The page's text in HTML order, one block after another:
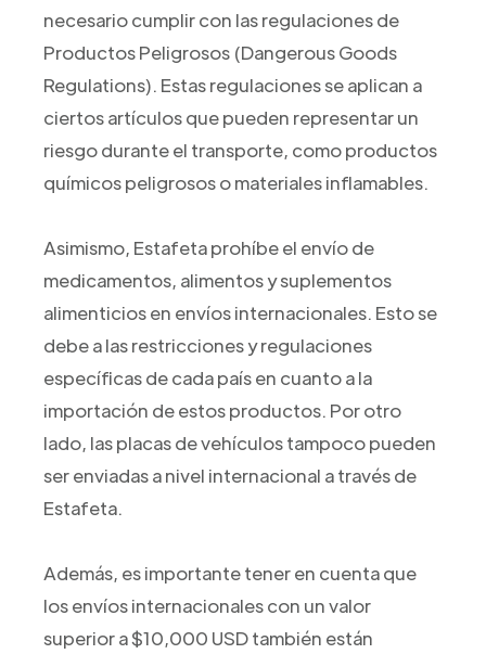
necesario cumplir con las regulaciones de
Productos Peligrosos (Dangerous Goods
Regulations). Estas regulaciones se aplican a
ciertos artículos que pueden representar un
riesgo durante el transporte, como productos
químicos peligrosos o materiales inflamables.
Asimismo, Estafeta prohíbe el envío de
medicamentos, alimentos y suplementos
alimenticios en envíos internacionales. Esto se
debe a las restricciones y regulaciones
específicas de cada país en cuanto a la
importación de estos productos. Por otro
lado, las placas de vehículos tampoco pueden
ser enviadas a nivel internacional a través de
Estafeta.
Además, es importante tener en cuenta que
los envíos internacionales con un valor
superior a $10,000 USD también están